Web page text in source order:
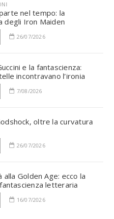
nel tempo: la
degli Iron Maiden
26/07/2026
e la fantascienza:
incontravano l’ironia
7/08/2026
oltre la curvatura
26/07/2026
alla Golden Age: ecco la
letteraria
16/07/2026